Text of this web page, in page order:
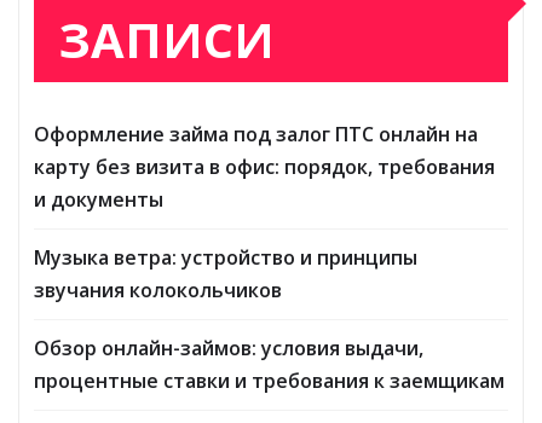
ЗАПИСИ
Оформление займа под залог ПТС онлайн на
карту без визита в офис: порядок, требования
и документы
Музыка ветра: устройство и принципы
звучания колокольчиков
Обзор онлайн-займов: условия выдачи,
процентные ставки и требования к заемщикам